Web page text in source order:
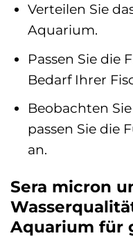
Verteilen Sie
Aquarium.
Passen Sie die
Bedarf Ihrer
Beobachten
passen Sie die
an.
Sera micron
Aquarium für